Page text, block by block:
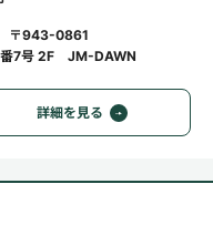
〒943-0861
番7号 2F JM-DAWN
詳細を見る